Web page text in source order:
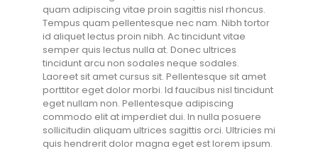
quam adipiscing vitae proin sagittis nisl rhoncus.
Tempus quam pellentesque nec nam. Nibh tortor
id aliquet lectus proin nibh. Ac tincidunt vitae
semper quis lectus nulla at. Donec ultrices
tincidunt arcu non sodales neque sodales.
Laoreet sit amet cursus sit. Pellentesque sit amet
porttitor eget dolor morbi. Id faucibus nisl tincidunt
eget nullam non. Pellentesque adipiscing
commodo elit at imperdiet dui. In nulla posuere
sollicitudin aliquam ultrices sagittis orci. Ultricies mi
quis hendrerit dolor magna eget est lorem ipsum.